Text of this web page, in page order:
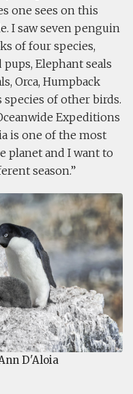
one sees on this
I saw seven penguin
of four species,
Elephant seals
Orca, Humpback
of other birds.
Expeditions
is one of the most
planet and I want to
season.
D'Aloia